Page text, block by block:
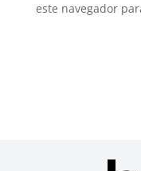
este navegador